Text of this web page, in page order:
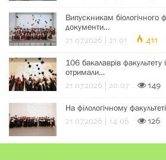
Випускникам біологічного
документи…
21.07.2026 | 21:01 411
106 бакалаврів факультету
отримали…
21.07.2026 | 20:07 149
На філологічному
21.07.2026 | 14:06 126